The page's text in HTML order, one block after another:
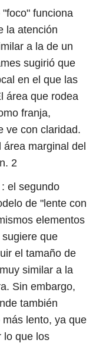
funciona
la atención
a la de un
sugirió que
en el que las
área que rodea
franja,
ve con claridad.
marginal del
2
: el segundo
de "lente con
elementos
que
el tamaño de
similar a la
Sin embargo,
también
lento, ya que
lo que los